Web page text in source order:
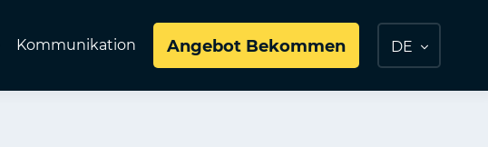
Kommunikation Angebot Bekommen DE